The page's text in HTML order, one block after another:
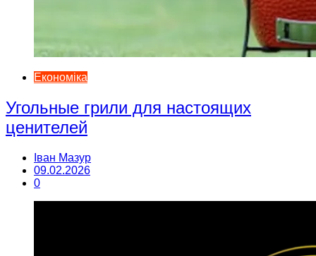
Економіка
Угольные грили для настоящих
ценителей
Іван Мазур
09.02.2026
0